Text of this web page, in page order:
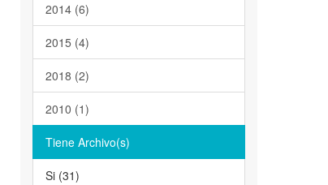
2014 (6)
2015 (4)
2018 (2)
2010 (1)
Tiene Archivo(s)
Si (31)